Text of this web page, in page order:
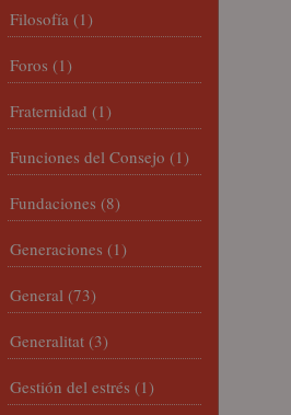
Filosofía (1)
Foros (1)
Fraternidad (1)
Funciones del Consejo (1)
Fundaciones (8)
Generaciones (1)
General (73)
Generalitat (3)
Gestión del estrés (1)